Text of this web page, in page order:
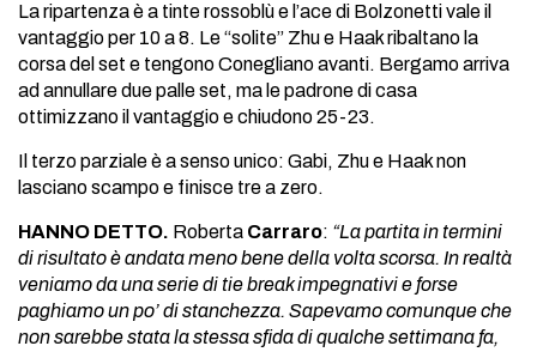
La ripartenza è a tinte rossoblù e l’ace di Bolzonetti vale il
vantaggio per 10 a 8. Le “solite” Zhu e Haak ribaltano la
corsa del set e tengono Conegliano avanti. Bergamo arriva
ad annullare due palle set, ma le padrone di casa
ottimizzano il vantaggio e chiudono 25-23.
Il terzo parziale è a senso unico: Gabi, Zhu e Haak non
lasciano scampo e finisce tre a zero.
HANNO DETTO. Roberta Carraro: “La partita in termini
di risultato è andata meno bene della volta scorsa. In realtà
veniamo da una serie di tie break impegnativi e forse
paghiamo un po’ di stanchezza. Sapevamo comunque che
non sarebbe stata la stessa sfida di qualche settimana fa,